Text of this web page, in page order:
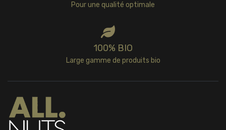
Pour une qualité optimale
100% BIO
Large gamme de produits bio